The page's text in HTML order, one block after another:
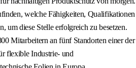
welche Fähigkeiten, Qualifikationen
um diese Stelle erfolgreich zu besetzen.
Mitarbeitern an fünf Standorten einer der
flexible Industrie- und